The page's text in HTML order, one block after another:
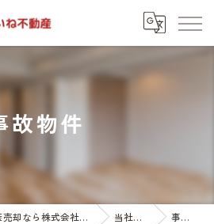
故物件
福岡県北九州市の不動産売却なら株式会社Renatusいいね不動産 当社の特徴 事故物件